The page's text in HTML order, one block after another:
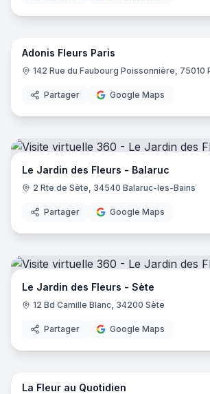
Adonis Fleurs Paris
142 Rue du Faubourg Poissonnière, 75010
Partager Google Maps
Le Jardin des Fleurs - Balaruc
2 Rte de Sète, 34540 Balaruc-les-Bains
Partager Google Maps
Le Jardin des Fleurs - Sète
12 Bd Camille Blanc, 34200 Sète
Partager Google Maps
La Fleur au Quotidien